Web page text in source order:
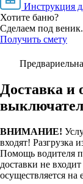
Инструкция
Хотите баню?
Сделаем под
Получить смету
Доставка и
ВНИМАНИЕ!
входят! Разгрузка
Помощь водителя
доставки не
осуществляется на